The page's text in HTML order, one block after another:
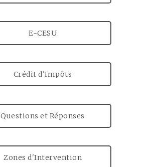
E-CESU
Crédit d'Impôts
Questions et Réponses
Zones d'Intervention